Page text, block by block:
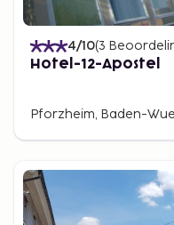
4/10(3
Hotel-12-Apostel
Pforzheim, Baden-